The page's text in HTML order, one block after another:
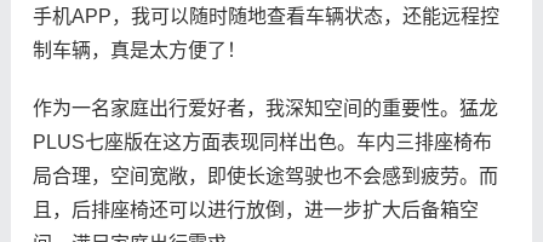
手机APP，我可以随时随地查看车辆状态，还能远程控
制车辆，真是太方便了！
作为一名家庭出行爱好者，我深知空间的重要性。猛龙
PLUS七座版在这方面表现同样出色。车内三排座椅布
局合理，空间宽敞，即使长途驾驶也不会感到疲劳。而
且，后排座椅还可以进行放倒，进一步扩大后备箱空